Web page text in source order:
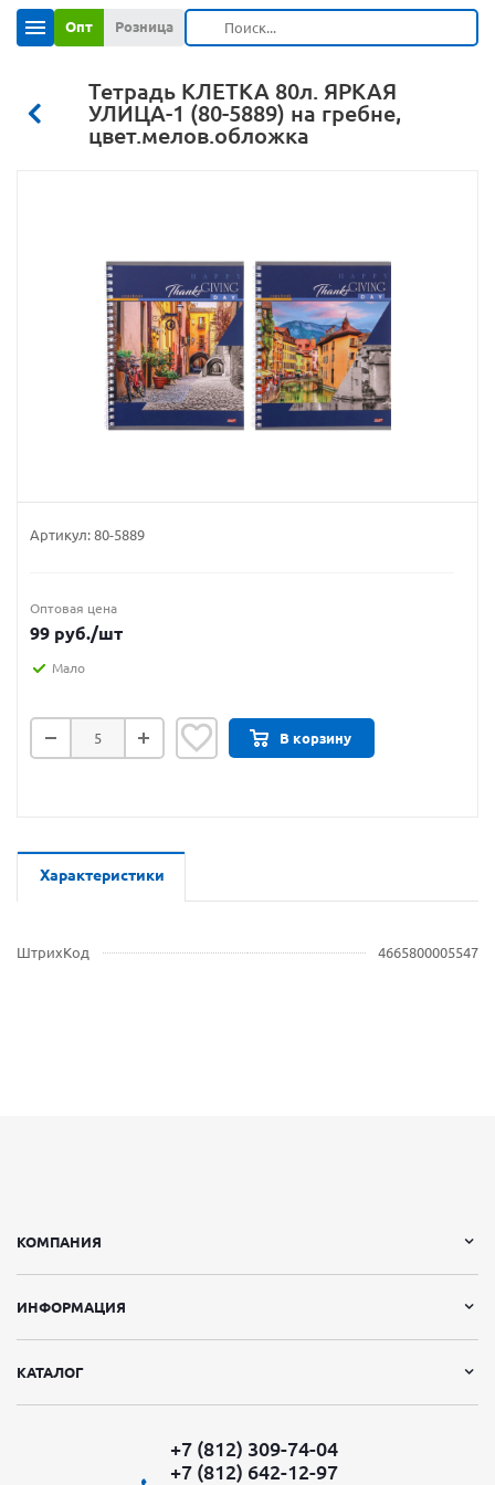
Опт Розница
Тетрадь КЛЕТКА 80л. ЯРКАЯ
УЛИЦА-1 (80-5889) на гребне,
цвет.мелов.обложка
Артикул: 80-5889
Оптовая цена
99 руб./шт
Мало
В корзину
Характеристики
ШтрихКод 4665800005547
КОМПАНИЯ
ИНФОРМАЦИЯ
КАТАЛОГ
+7 (812) 309-74-04
+7 (812) 642-12-97